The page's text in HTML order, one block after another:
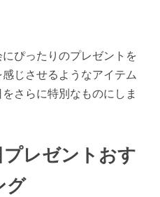
ぴったりのプレゼントを
じさせるようなアイテム
さらに特別なものにしま
レゼントおす
グ